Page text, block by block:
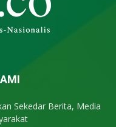
Sekedar Berita, Media